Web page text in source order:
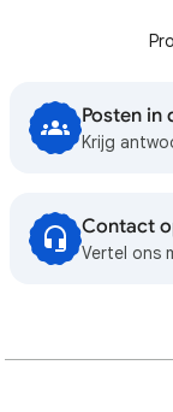
Posten in
Krijg
Contact
Vertel ons